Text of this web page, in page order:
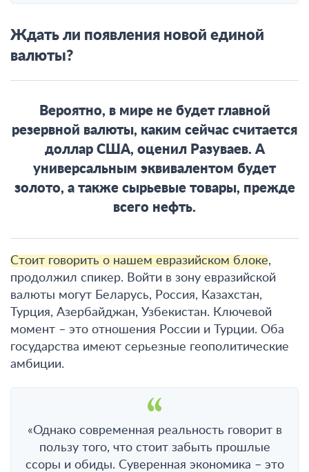
Ждать ли появления новой единой
валюты?
Вероятно, в мире не будет главной
резервной валюты, каким сейчас считается
доллар США, оценил Разуваев. А
универсальным эквивалентом будет
золото, а также сырьевые товары, прежде
всего нефть.
Стоит говорить о нашем евразийском блоке,
продолжил спикер. Войти в зону евразийской
валюты могут Беларусь, Россия, Казахстан,
Турция, Азербайджан, Узбекистан. Ключевой
момент – это отношения России и Турции. Оба
государства имеют серьезные геополитические
амбиции.
«Однако современная реальность говорит в
пользу того, что стоит забыть прошлые
ссоры и обиды. Суверенная экономика – это